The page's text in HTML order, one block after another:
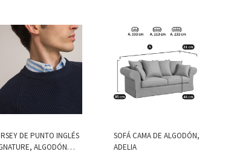
DE PUNTO INGLÉS
ALGODÓN
SOFÁ CAMA DE ALGODÓN,
ADELIA